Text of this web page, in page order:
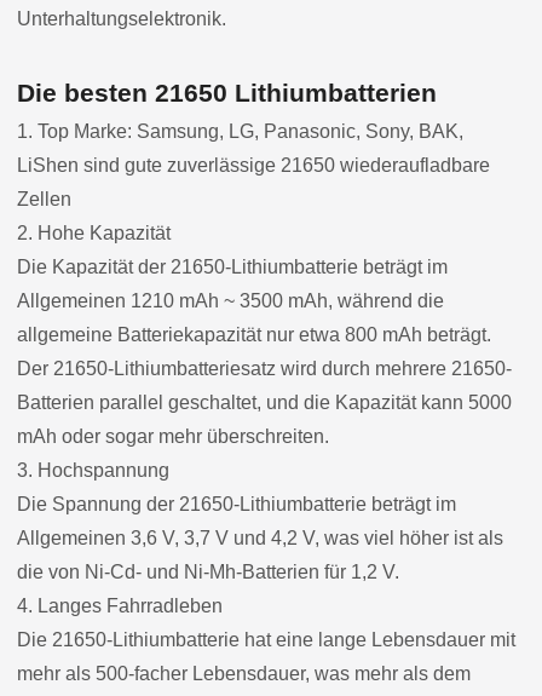
Unterhaltungselektronik.
Die besten 21650 Lithiumbatterien
1. Top Marke: Samsung, LG, Panasonic, Sony, BAK,
LiShen sind gute zuverlässige 21650 wiederaufladbare
Zellen
2. Hohe Kapazität
Die Kapazität der 21650-Lithiumbatterie beträgt im
Allgemeinen 1210 mAh ~ 3500 mAh, während die
allgemeine Batteriekapazität nur etwa 800 mAh beträgt.
Der 21650-Lithiumbatteriesatz wird durch mehrere 21650-
Batterien parallel geschaltet, und die Kapazität kann 5000
mAh oder sogar mehr überschreiten.
3. Hochspannung
Die Spannung der 21650-Lithiumbatterie beträgt im
Allgemeinen 3,6 V, 3,7 V und 4,2 V, was viel höher ist als
die von Ni-Cd- und Ni-Mh-Batterien für 1,2 V.
4. Langes Fahrradleben
Die 21650-Lithiumbatterie hat eine lange Lebensdauer mit
mehr als 500-facher Lebensdauer, was mehr als dem